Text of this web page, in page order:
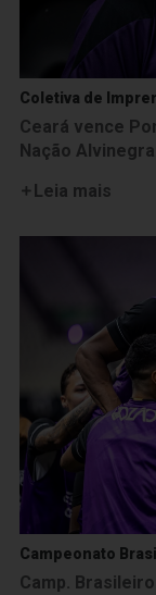
Coletiva de
Ceará vence
Nação
Leia mais
Campeonato
Camp.